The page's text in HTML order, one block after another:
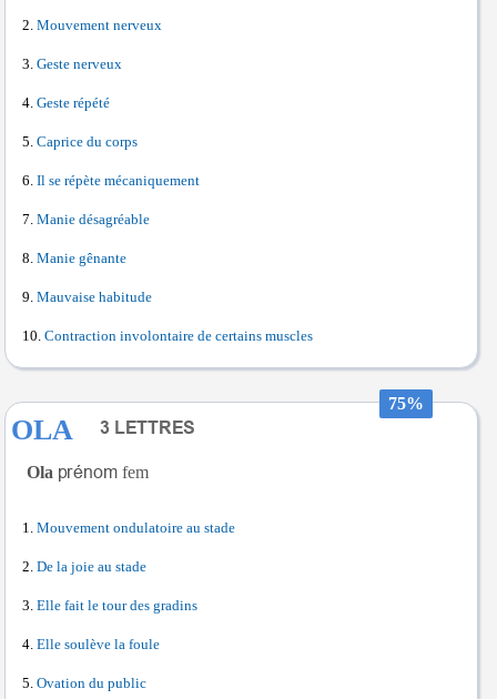
Mouvement nerveux
Geste nerveux
Geste répété
Caprice du corps
Il se répète mécaniquement
Manie désagréable
Manie gênante
Mauvaise habitude
Contraction involontaire de certains muscles
75%
OLA
Ola fem
Mouvement ondulatoire au stade
De la joie au stade
Elle fait le tour des gradins
Elle soulève la foule
Ovation du public